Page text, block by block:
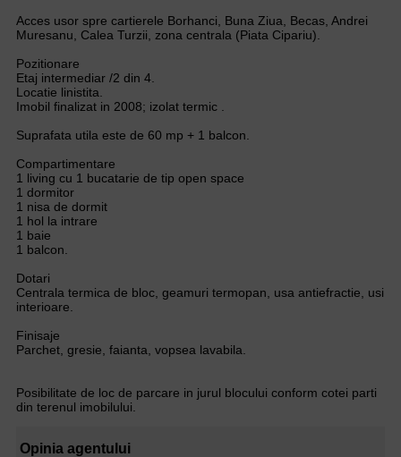
Acces usor spre cartierele Borhanci, Buna Ziua, Becas, Andrei
Muresanu, Calea Turzii, zona centrala (Piata Cipariu).
Pozitionare
Etaj intermediar /2 din 4.
Locatie linistita.
Imobil finalizat in 2008; izolat termic .
Suprafata utila este de 60 mp + 1 balcon.
Compartimentare
1 living cu 1 bucatarie de tip open space
1 dormitor
1 nisa de dormit
1 hol la intrare
1 baie
1 balcon.
Dotari
Centrala termica de bloc, geamuri termopan, usa antiefractie, usi
interioare.
Finisaje
Parchet, gresie, faianta, vopsea lavabila.
Posibilitate de loc de parcare in jurul blocului conform cotei parti
din terenul imobilului.
Opinia agentului